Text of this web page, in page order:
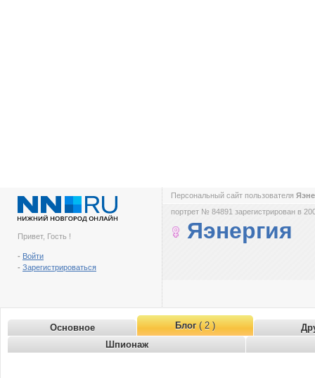
Привет, Гость !
- Войти
- Зарегистрироваться
Персональный сайт пользователя
портрет № 84891 зарегистрирован в
Яэнергия
Основное Блог( 2 )
Шпионаж